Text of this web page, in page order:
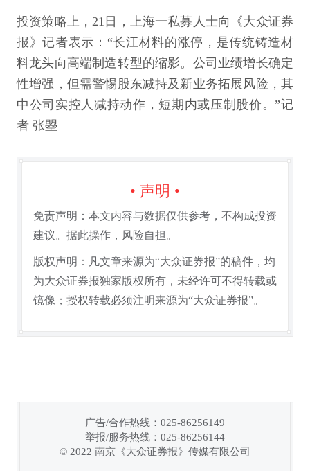
投资策略上，21日，上海一私募人士向《大众证券
报》记者表示：“长江材料的涨停，是传统铸造材
料龙头向高端制造转型的缩影。公司业绩增长确定
性增强，但需警惕股东减持及新业务拓展风险，其
中公司实控人减持动作，短期内或压制股价。”记
者 张曌
• 声明 •
免责声明：本文内容与数据仅供参考，不构成投资
建议。据此操作，风险自担。
版权声明：凡文章来源为“大众证券报”的稿件，均
为大众证券报独家版权所有，未经许可不得转载或
镜像；授权转载必须注明来源为“大众证券报”。
广告/合作热线：025-86256149
举报/服务热线：025-86256144
© 2022 南京《大众证券报》传媒有限公司
链接复制成功！